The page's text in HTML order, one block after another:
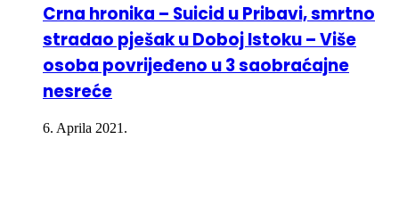
Crna hronika – Suicid u Pribavi, smrtno
stradao pješak u Doboj Istoku – Više
osoba povrijeđeno u 3 saobraćajne
nesreće
6. Aprila 2021.